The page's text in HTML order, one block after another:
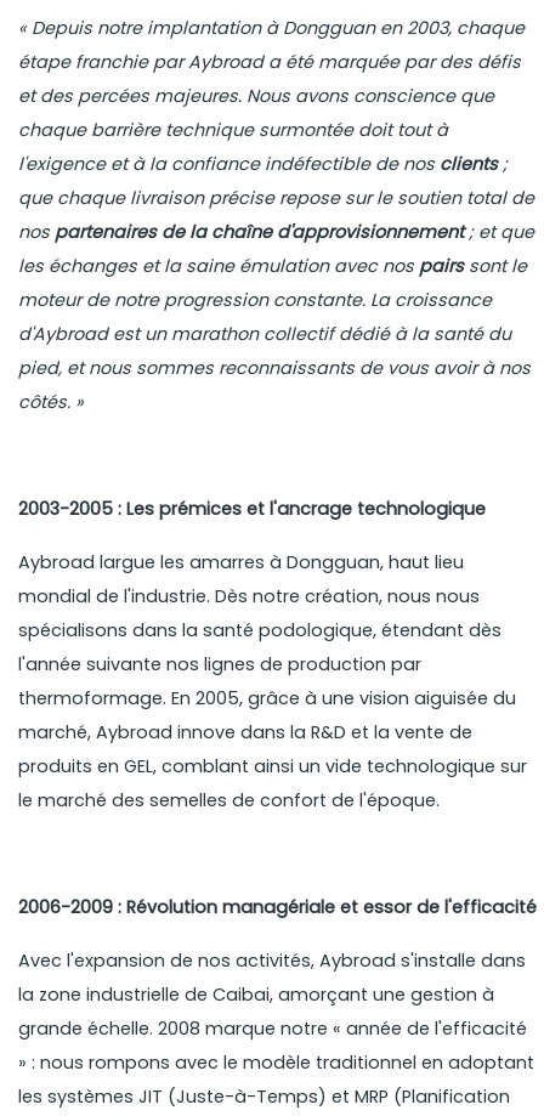
« Depuis notre implantation à Dongguan en 2003, chaque
étape franchie par Aybroad a été marquée par des défis
et des percées majeures. Nous avons conscience que
chaque barrière technique surmontée doit tout à
l'exigence et à la confiance indéfectible de nos clients;
que chaque livraison précise repose sur le soutien total de
nos partenaires de la chaîne d'approvisionnement; et que
les échanges et la saine émulation avec nos pairssont le
moteur de notre progression constante. La croissance
d'Aybroad est un marathon collectif dédié à la santé du
pied, et nous sommes reconnaissants de vous avoir à nos
côtés. »
2003-2005 : Les prémices et l'ancrage technologique
Aybroad largue les amarres à Dongguan, haut lieu
mondial de l'industrie. Dès notre création, nous nous
spécialisons dans la santé podologique, étendant dès
l'année suivante nos lignes de production par
thermoformage. En 2005, grâce à une vision aiguisée du
marché, Aybroad innove dans la R&D et la vente de
produits en GEL, comblant ainsi un vide technologique sur
le marché des semelles de confort de l'époque.
2006-2009 : Révolution managériale et essor de l'efficacité
Avec l'expansion de nos activités, Aybroad s'installe dans
la zone industrielle de Caibai, amorçant une gestion à
grande échelle. 2008 marque notre « année de l'efficacité
» : nous rompons avec le modèle traditionnel en adoptant
les systèmes JIT (Juste-à-Temps) et MRP (Planification